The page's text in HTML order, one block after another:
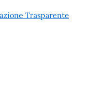
Trasparente